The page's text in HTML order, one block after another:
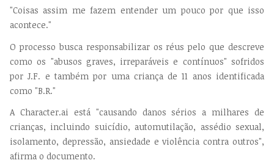
"Coisas assim me fazem entender um pouco por que isso
acontece."
O processo busca responsabilizar os réus pelo que descreve
como os "abusos graves, irreparáveis e contínuos" sofridos
por J.F. e também por uma criança de 11 anos identificada
como "B.R."
A Character.ai está "causando danos sérios a milhares de
crianças, incluindo suicídio, automutilação, assédio sexual,
isolamento, depressão, ansiedade e violência contra outros",
afirma o documento.